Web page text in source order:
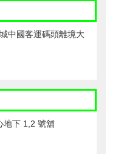
中國客運碼頭離境大
地下 1,2 號舖